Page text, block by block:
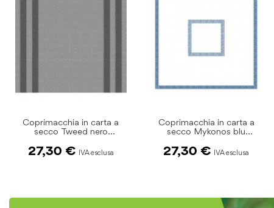
Coprimacchia in carta a
secco Tweed nero
27,30 €
Coprimacchia in carta a
secco Mykonos blu
27,30 €